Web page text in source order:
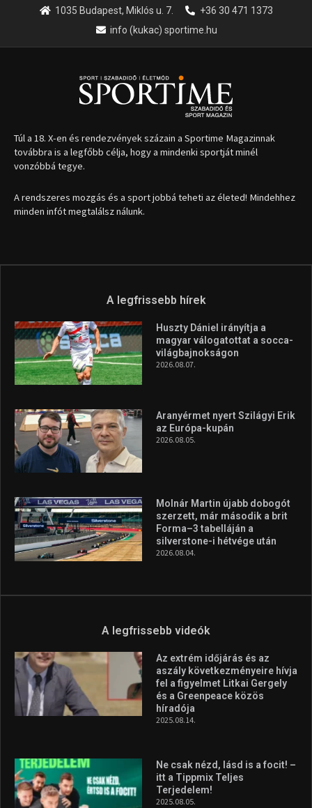
1035 Budapest, Miklós u. 7.
+36 30 471 1373
info (kukac) sportime.hu
Túl a 18. X-en és rendezvények százain a Sportime Magazinnak
továbbra is a legfőbb célja, hogy a mindenki sportját minél
vonzóbbá tegye.
A rendszeres mozgás és a sport jobbá teheti az életed! Mindehhez
minden infót megtalálsz nálunk.
A legfrissebb hírek
Huszty Dániel irányítja a
magyar válogatottat a socca-
világbajnokságon
2026.08.07.
Aranyérmet nyert Szilágyi Erik
az Európa-kupán
2026.08.05.
Molnár Martin újabb dobogót
szerzett, már második a brit
Forma–3 tabelláján a
silverstone-i hétvége után
2026.08.04.
A legfrissebb videók
Az extrém időjárás és az
aszály következményeire hívja
fel a figyelmet Litkai Gergely
és a Greenpeace közös
híradója
2025.08.14.
Ne csak nézd, lásd is a focit! –
itt a Tippmix Teljes
Terjedelem!
2025.08.05.